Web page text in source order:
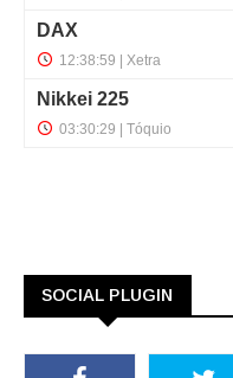
SOCIAL PLUGIN